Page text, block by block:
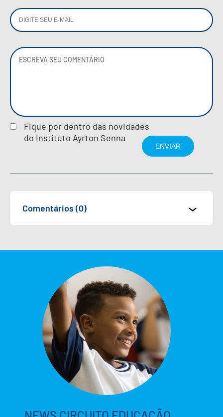
Fique por dentro das novidades
do Instituto Ayrton Senna
Comentários (0)